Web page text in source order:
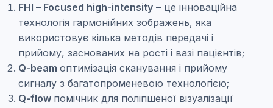
FHI – Focused high-intensity – це інноваційна
технологія гармонійних зображень, яка
використовує кілька методів передачі і
прийому, заснованих на рості і вазі пацієнтів;
Q-beam оптимізація сканування і прийому
сигналу з багатопроменевою технологією;
Q-flow помічник для поліпшеної візуалізації